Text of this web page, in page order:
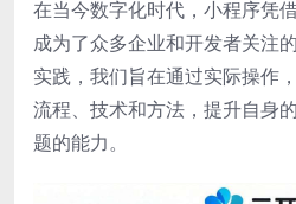
在当今数字化时代，小程序凭
成为了众多企业和开发者关注
实践，我们旨在通过实际操作
流程、技术和方法，提升自身
题的能力。